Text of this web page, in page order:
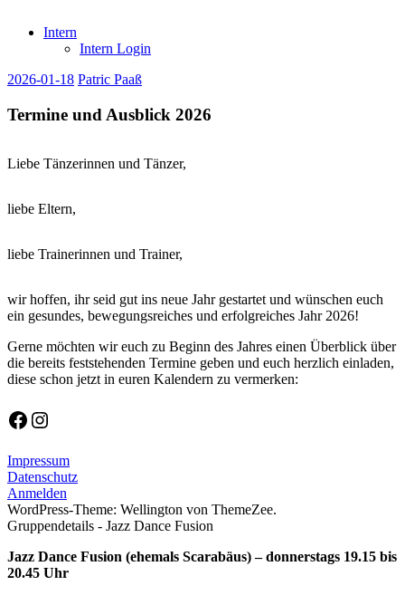
Intern
Intern Login
2026-01-18 Patric Paaß
Termine und Ausblick 2026
Liebe Tänzerinnen und Tänzer,
liebe Eltern,
liebe Trainerinnen und Trainer,
wir hoffen, ihr seid gut ins neue Jahr gestartet und wünschen euch
ein gesundes, bewegungsreiches und erfolgreiches Jahr 2026!
Gerne möchten wir euch zu Beginn des Jahres einen Überblick über
die bereits feststehenden Termine geben und euch herzlich einladen,
diese schon jetzt in euren Kalendern zu vermerken:
Allgemein
Facebook
Instagram
Impressum
Datenschutz
Anmelden
WordPress-Theme: Wellington von ThemeZee.
Gruppendetails - Jazz Dance Fusion
Jazz Dance Fusion (ehemals Scarabäus) – donnerstags 19.15 bis
20.45 Uhr